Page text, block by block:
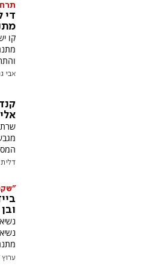
די
קו
אבי
שרת
דלית
ערוץ 7